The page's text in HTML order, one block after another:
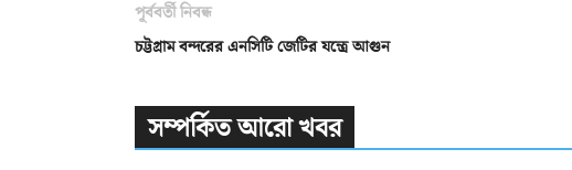
পূর্ববর্তী নিবন্ধ
চট্টগ্রাম বন্দরের এনসিটি জেটির যন্ত্রে আগুন
সম্পর্কিত আরো খবর